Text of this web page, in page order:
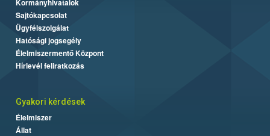
Kormányhivatalok
Sajtókapcsolat
Ügyfélszolgálat
Hatósági jogsegély
Élelmiszermentő Központ
Hírlevél feliratkozás
Gyakori kérdések
Élelmiszer
Állat